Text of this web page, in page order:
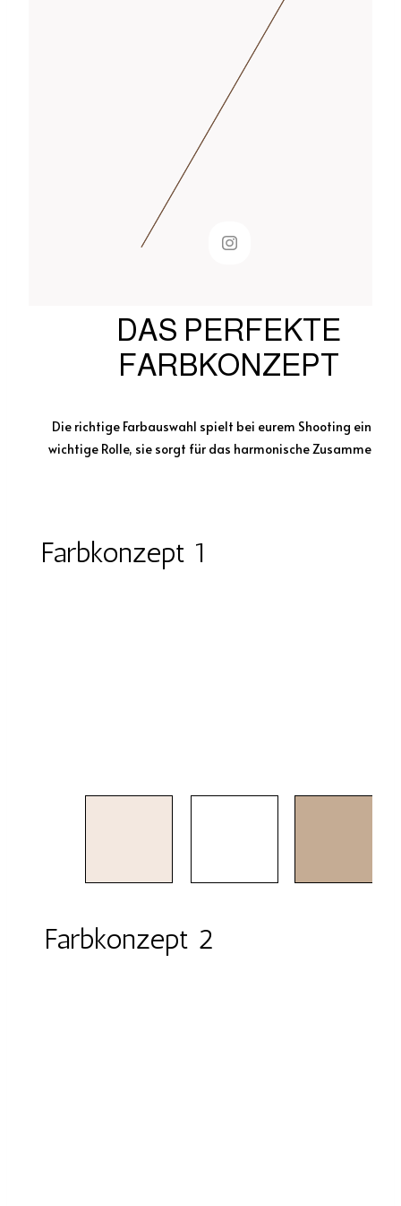
DAS PERFEKTE
FARBKONZEPT
Die richtige Farbauswahl spielt bei eurem Shooting eine
wichtige Rolle, sie sorgt für das harmonische
Farbkonzept 1
Farbkonzept 2